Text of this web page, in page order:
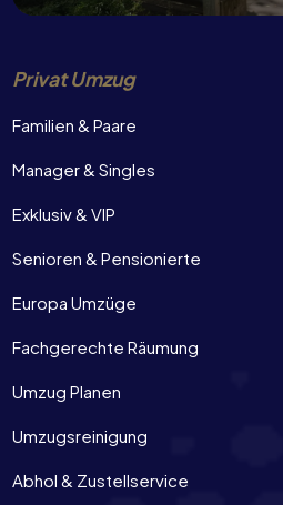
Privat Umzug
Familien & Paare
Manager & Singles
Exklusiv & VIP
Senioren & Pensionierte
Europa Umzüge
Fachgerechte Räumung
Umzug Planen
Umzugsreinigung
Abhol & Zustellservice